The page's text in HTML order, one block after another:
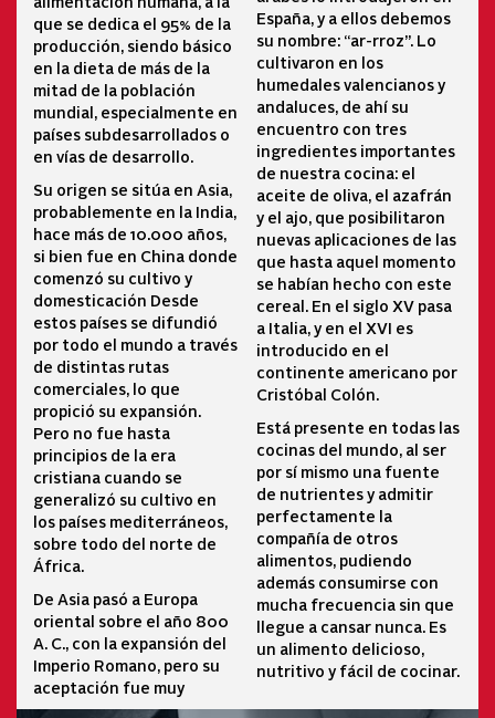
que se dedica el 95% de la
producción, siendo básico
en la dieta de más de la
mitad de la población
mundial, especialmente en
países subdesarrollados o
en vías de desarrollo.
Su origen se sitúa en Asia,
probablemente en la India,
hace más de 10.000 años,
si bien fue en China donde
comenzó su cultivo y
domesticación Desde
estos países se difundió
por todo el mundo a través
de distintas rutas
comerciales, lo que
propició su expansión.
Pero no fue hasta
principios de la era
cristiana cuando se
generalizó su cultivo en
los países mediterráneos,
sobre todo del norte de
África.
De Asia pasó a Europa
oriental sobre el año 800
A. C., con la expansión del
Imperio Romano, pero su
aceptación fue muy
España, y a ellos debemos
su nombre: “ar-rroz”. Lo
cultivaron en los
humedales valencianos y
andaluces, de ahí su
encuentro con tres
ingredientes importantes
de nuestra cocina: el
aceite de oliva, el azafrán
y el ajo, que posibilitaron
nuevas aplicaciones de las
que hasta aquel momento
se habían hecho con este
cereal. En el siglo XV pasa
a Italia, y en el XVI es
introducido en el
continente americano por
Cristóbal Colón.
Está presente en todas las
cocinas del mundo, al ser
por sí mismo una fuente
de nutrientes y admitir
perfectamente la
compañía de otros
alimentos, pudiendo
además consumirse con
mucha frecuencia sin que
llegue a cansar nunca. Es
un alimento delicioso,
nutritivo y fácil de cocinar.